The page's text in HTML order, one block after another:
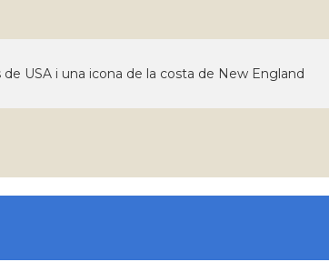
USA i una icona de la costa de New England